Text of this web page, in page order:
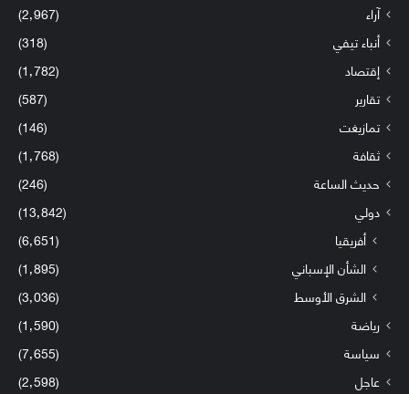
آراء
(2٬967)
أنباء تيفي
(318)
إقتصاد
(1٬782)
تقارير
(587)
تمازيغت
(146)
ثقافة
(1٬768)
حديث الساعة
(246)
دولي
(13٬842)
أفريقيا
(6٬651)
الشأن الإسباني
(1٬895)
الشرق الأوسط
(3٬036)
رياضة
(1٬590)
سياسة
(7٬655)
عاجل
(2٬598)